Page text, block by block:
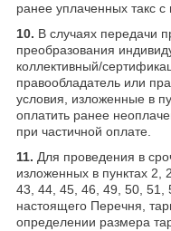
ранее уплаченных такс
10. В случаях передачи
преобразования
коллективный/
правообладатель или
условия, изложенные в
оплатить ранее
при частичной оплате.
11. Для проведения в
изложенных в пунктах 2,
43, 44, 45, 46, 49, 50, 51,
настоящего Перечня,
определении размера